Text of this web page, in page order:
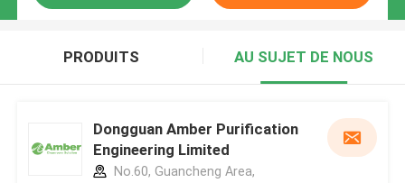
PRODUITS AU SUJET DE NOUS
Dongguan Amber Purification
Engineering Limited
No.60, Guancheng Area,